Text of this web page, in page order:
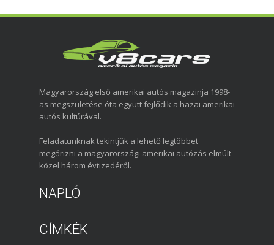
Magyarország első amerikai autós magazinja 1998-
as megszületése óta együtt fejlődik a hazai amerikai
autós kultúrával.
Feladatunknak tekintjük a lehető legtöbbet
megőrizni a magyarországi amerikai autózás elmúlt
közel három évtizedéről.
NAPLÓ
CÍMKÉK